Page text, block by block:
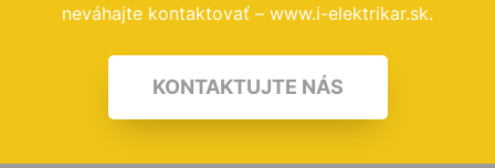
neváhajte kontaktovať – www.i-elektrikar.sk.
KONTAKTUJTE NÁS